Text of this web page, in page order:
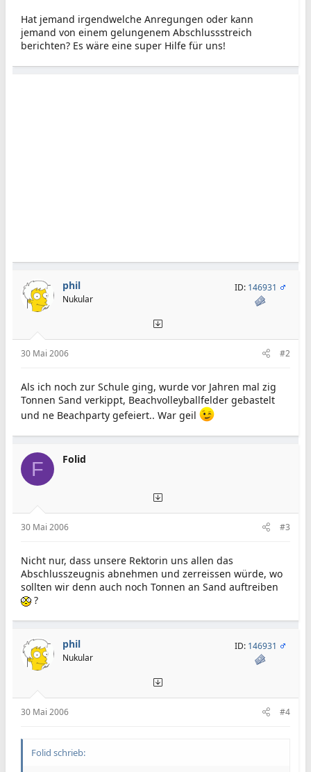
Hat jemand irgendwelche Anregungen oder kann
jemand von einem gelungenem Abschlussstreich
berichten? Es wäre eine super Hilfe für uns!
phil
Nukular
ID: 146931
30 Mai 2006 #2
Als ich noch zur Schule ging, wurde vor Jahren mal zig
Tonnen Sand verkippt, Beachvolleyballfelder gebastelt
und ne Beachparty gefeiert.. War geil
F Folid
30 Mai 2006 #3
Nicht nur, dass unsere Rektorin uns allen das
Abschlusszeugnis abnehmen und zerreissen würde, wo
sollten wir denn auch noch Tonnen an Sand auftreiben
?
phil
Nukular
ID: 146931
30 Mai 2006 #4
Folid schrieb: